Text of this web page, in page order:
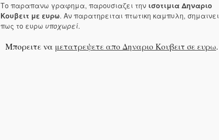
Το παραπανω γραφημα, παρουσιαζει την ισοτιμια Δηναριο
Κουβειτ με ευρω. Αν παρατηρειται πτωτικη καμπυλη, σημαινει
πως το ευρω υποχωρεί.
Μπορειτε να μετατρεψετε απο Δηναριο Κουβειτ σε ευρω.